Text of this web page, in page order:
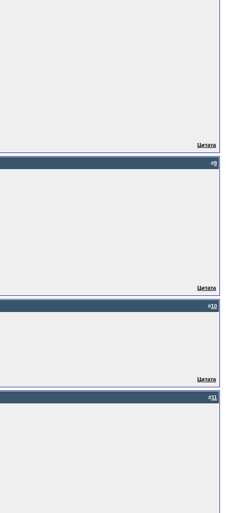
Цитата
#9
Цитата
#10
Цитата
#11